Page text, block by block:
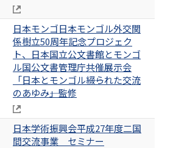
日本モンゴ日本モンゴル外交関
係樹立50周年記念プロジェク
ト、日本国立公文書館とモンゴ
ル国公文書管理庁共催展示会
「日本とモンゴル――綴られた交流
のあゆみ――」監修
日本学術振興会平成27年度二国
間交流事業 セミナー